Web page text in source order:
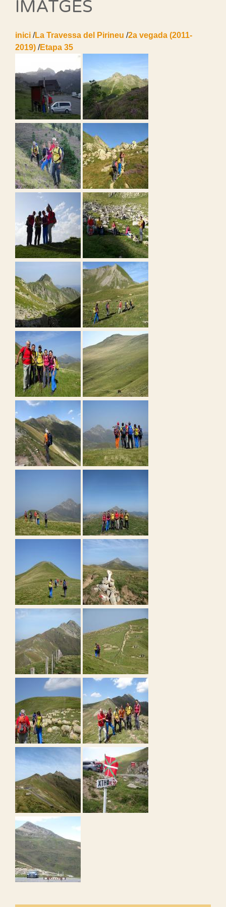
IMATGES
inici /La Travessa del Pirineu /2a vegada (2011-
2019) /Etapa 35